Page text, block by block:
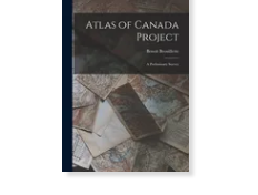
40%
dcto.